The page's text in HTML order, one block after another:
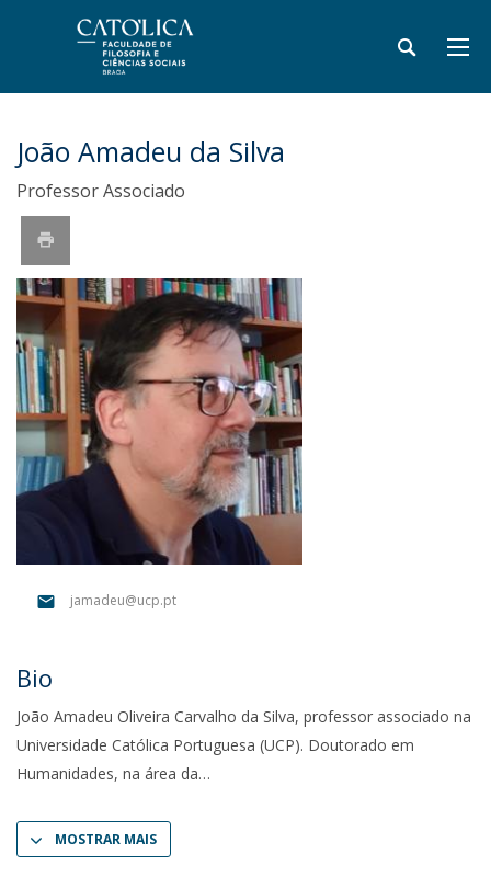
João Amadeu da Silva
Professor Associado
jamadeu@ucp.pt
Bio
João Amadeu Oliveira Carvalho da Silva, professor associado na
Universidade Católica Portuguesa (UCP). Doutorado em
Humanidades, na área da
MOSTRAR MAIS